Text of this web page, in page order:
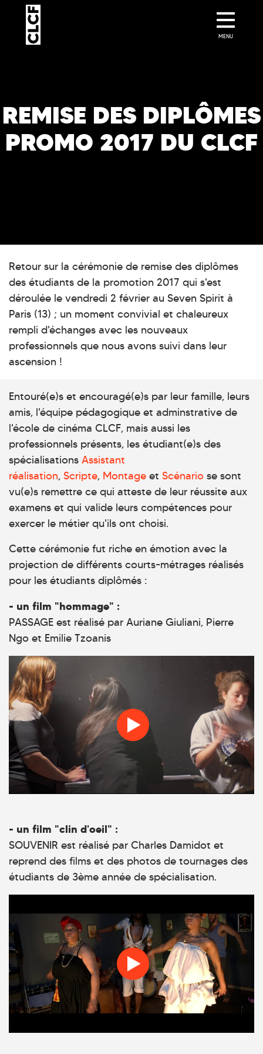
REMISE DES DIPLÔMES
PROMO 2017 DU CLCF
Retour sur la cérémonie de remise des diplômes
des étudiants de la promotion 2017 qui s'est
déroulée le vendredi 2 février au Seven Spirit à
Paris (13) ; un moment convivial et chaleureux
rempli d'échanges avec les nouveaux
professionnels que nous avons suivi dans leur
ascension !
Entouré(e)s et encouragé(e)s par leur famille, leurs
amis, l'équipe pédagogique et adminstrative de
l'école de cinéma CLCF, mais aussi les
professionnels présents, les étudiant(e)s des
spécialisations Assistant
réalisation, Scripte, Montage et Scénario se sont
vu(e)s remettre ce qui atteste de leur réussite aux
examens et qui valide leurs compétences pour
exercer le métier qu'ils ont choisi.
Cette cérémonie fut riche en émotion avec la
projection de différents courts-métrages réalisés
pour les étudiants diplômés :
- un film "hommage" :
PASSAGE est réalisé par Auriane Giuliani, Pierre
Ngo et Emilie Tzoanis
Passages @CLCF 2017
- un film "clin d'oeil" :
SOUVENIR est réalisé par Charles Damidot et
reprend des films et des photos de tournages des
étudiants de 3ème année de spécialisation.
MENU